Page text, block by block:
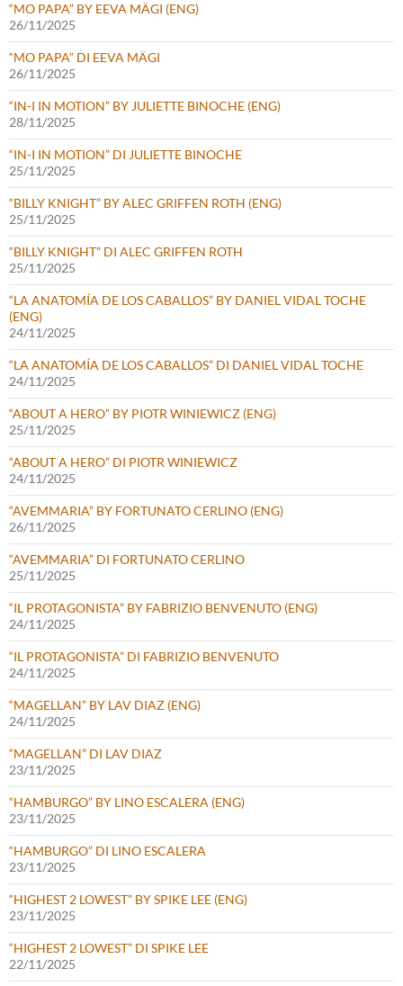
“MO PAPA” BY EEVA MÄGI (ENG)
26/11/2025
“MO PAPA” DI EEVA MÄGI
26/11/2025
“IN-I IN MOTION” BY JULIETTE BINOCHE (ENG)
28/11/2025
“IN-I IN MOTION” DI JULIETTE BINOCHE
25/11/2025
“BILLY KNIGHT” BY ALEC GRIFFEN ROTH (ENG)
25/11/2025
“BILLY KNIGHT” DI ALEC GRIFFEN ROTH
25/11/2025
“LA ANATOMÍA DE LOS CABALLOS” BY DANIEL VIDAL TOCHE
(ENG)
24/11/2025
“LA ANATOMÍA DE LOS CABALLOS” DI DANIEL VIDAL TOCHE
24/11/2025
“ABOUT A HERO” BY PIOTR WINIEWICZ (ENG)
25/11/2025
“ABOUT A HERO” DI PIOTR WINIEWICZ
24/11/2025
“AVEMMARIA” BY FORTUNATO CERLINO (ENG)
26/11/2025
“AVEMMARIA” DI FORTUNATO CERLINO
25/11/2025
“IL PROTAGONISTA” BY FABRIZIO BENVENUTO (ENG)
24/11/2025
“IL PROTAGONISTA” DI FABRIZIO BENVENUTO
24/11/2025
“MAGELLAN” BY LAV DIAZ (ENG)
24/11/2025
“MAGELLAN” DI LAV DIAZ
23/11/2025
“HAMBURGO” BY LINO ESCALERA (ENG)
23/11/2025
“HAMBURGO” DI LINO ESCALERA
23/11/2025
“HIGHEST 2 LOWEST” BY SPIKE LEE (ENG)
23/11/2025
“HIGHEST 2 LOWEST” DI SPIKE LEE
22/11/2025